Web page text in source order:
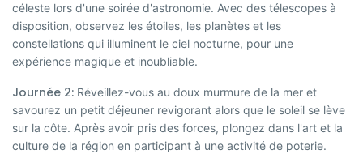
céleste lors d'une soirée d'astronomie. Avec des télescopes à
disposition, observez les étoiles, les planètes et les
constellations qui illuminent le ciel nocturne, pour une
expérience magique et inoubliable.
Journée 2: Réveillez-vous au doux murmure de la mer et
savourez un petit déjeuner revigorant alors que le soleil se lève
sur la côte. Après avoir pris des forces, plongez dans l'art et la
culture de la région en participant à une activité de poterie.